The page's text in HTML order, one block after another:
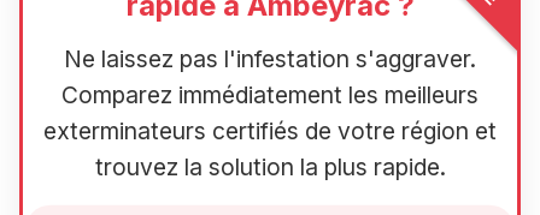
Ne laissez pas l'infestation s'aggraver.
Comparez immédiatement les meilleurs
exterminateurs certifiés de votre région et
trouvez la solution la plus rapide.